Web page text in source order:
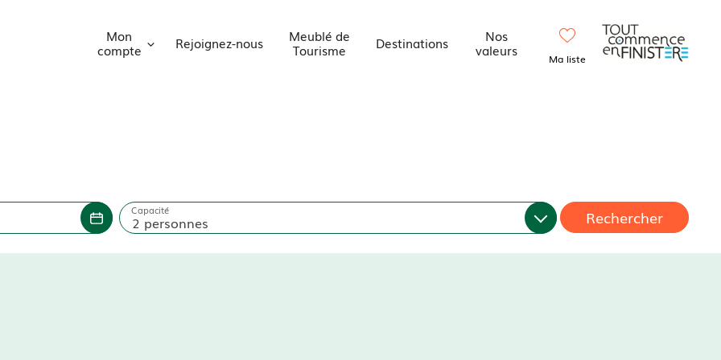
Mon
compte
Rejoignez-nous
Meublé de
Tourisme
Destinations
Nos
valeurs
Ma liste
2 personnes
Capacité Rechercher